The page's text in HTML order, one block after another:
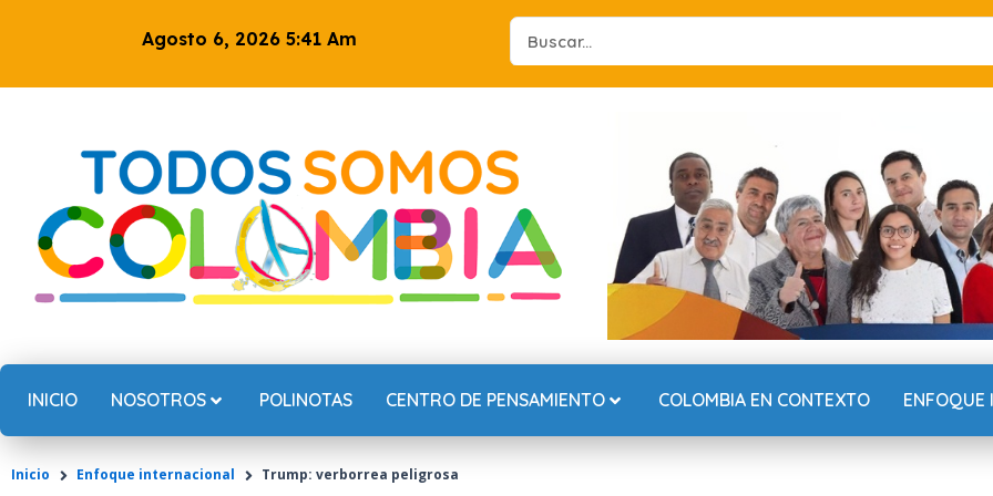
Agosto 6, 2026 5:41 Am
Search
...
INICIO NOSOTROS POLINOTAS CENTRO DE PENSAMIENTO COLOMBIA EN CONTEXTO ENFOQUE
Inicio Enfoque internacional Trump: verborrea peligrosa